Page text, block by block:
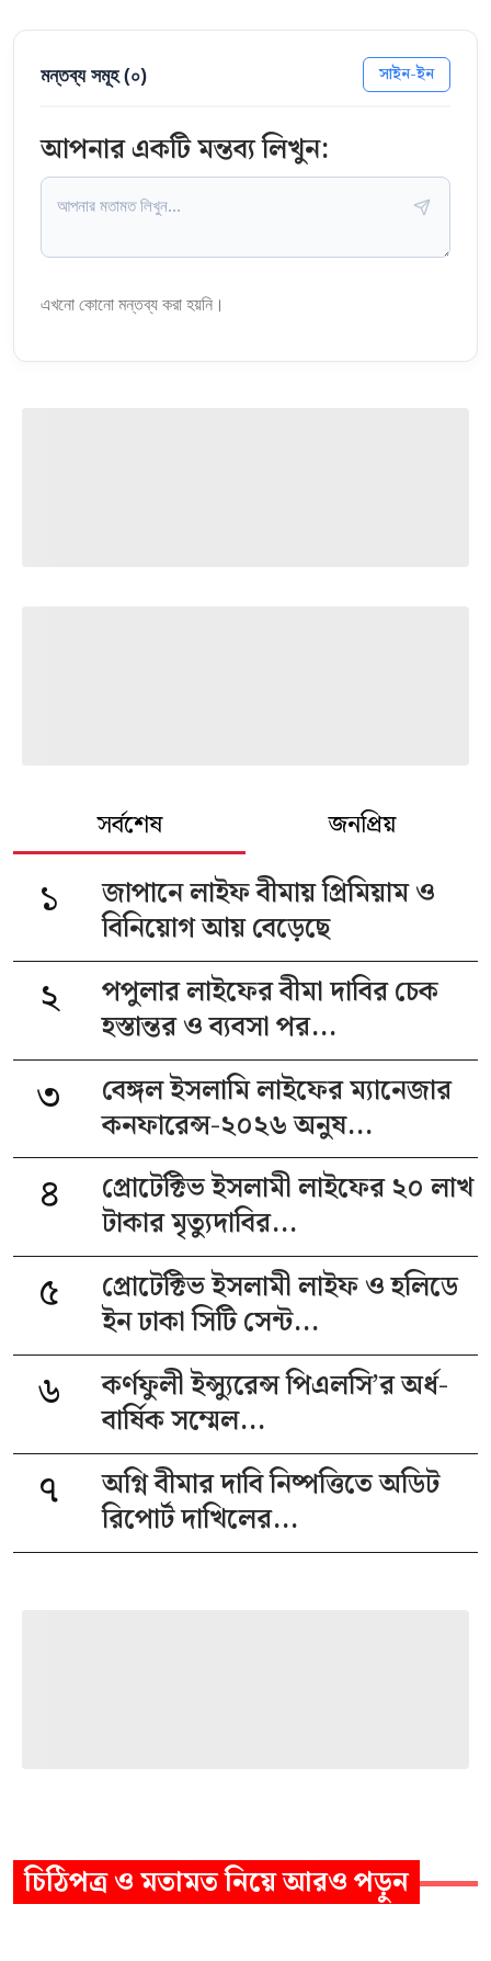
মন্তব্য সমূহ (০) সাইন-ইন
আপনার একটি মন্তব্য লিখুন:
এখনো কোনো মন্তব্য করা হয়নি।
সর্বশেষ জনপ্রিয়
১
জাপানে লাইফ বীমায় প্রিমিয়াম ও
বিনিয়োগ আয় বেড়েছে
২
পপুলার লাইফের বীমা দাবির চেক
হস্তান্তর ও ব্যবসা পর...
৩
বেঙ্গল ইসলামি লাইফের ম্যানেজার
কনফারেন্স-২০২৬ অনুষ...
৪
প্রোটেক্টিভ ইসলামী লাইফের ২০ লাখ
টাকার মৃত্যুদাবির...
৫
প্রোটেক্টিভ ইসলামী লাইফ ও হলিডে
ইন ঢাকা সিটি সেন্ট...
৬
কর্ণফুলী ইন্স্যুরেন্স পিএলসি’র অর্ধ-
বার্ষিক সম্মেল...
৭
অগ্নি বীমার দাবি নিষ্পত্তিতে অডিট
রিপোর্ট দাখিলের...
চিঠিপত্র ও মতামতনিয়ে আরও পড়ুন